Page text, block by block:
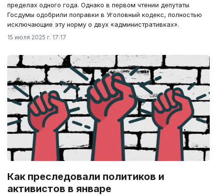
пределах одного года. Однако в первом чтении депутаты
Госдумы одобрили поправки в Уголовный кодекс, полностью
исключающие эту норму о двух «административках».
15 июля 2025 г. 17:17
Как преследовали политиков и
активистов в январе